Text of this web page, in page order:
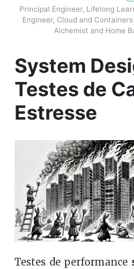
Principal Engineer, Lifelong
Engineer, Cloud and
Alchemist and Home
System
Testes de
Estresse
Testes de performance